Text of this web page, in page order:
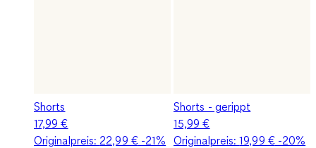
Shorts
17,99 €
Originalpreis: 22,99 €-21%
Shorts - gerippt
15,99 €
Originalpreis:19,99 €-20%